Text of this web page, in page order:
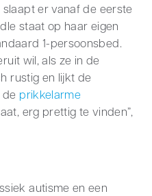
er vanaf de eerste
staat op haar eigen
1-persoonsbed.
wil, als ze in de
rustig en lijkt de
de prikkelarme
erg prettig te vinden”,
autisme en een